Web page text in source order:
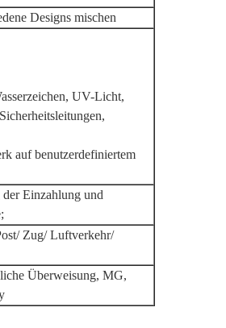
Designs mischen
UV-Licht,
auf benutzerdefiniertem
Einzahlung und
Zug/ Luftverkehr/
Überweisung, MG,